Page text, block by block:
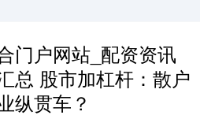
门户网站_配资资讯
总 股市加杠杆：散户
纵贯车？